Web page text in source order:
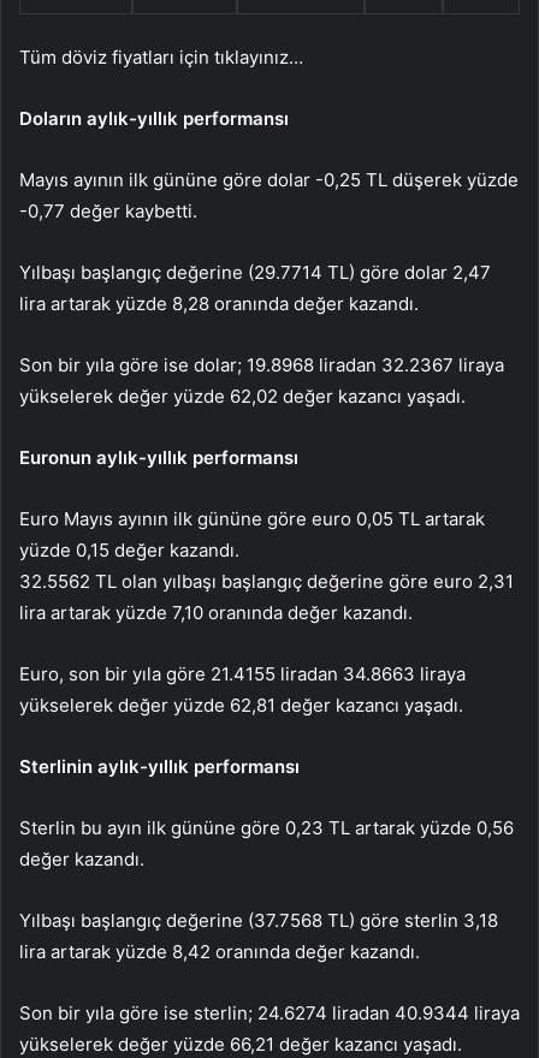
Tüm döviz fiyatları için tıklayınız…
Doların aylık-yıllık performansı
Mayıs ayının ilk gününe göre dolar -0,25 TL düşerek yüzde
-0,77 değer kaybetti.
Yılbaşı başlangıç değerine (29.7714 TL) göre dolar 2,47
lira artarak yüzde 8,28 oranında değer kazandı.
Son bir yıla göre ise dolar; 19.8968 liradan 32.2367 liraya
yükselerek değer yüzde 62,02 değer kazancı yaşadı.
Euronun aylık-yıllık performansı
Euro Mayıs ayının ilk gününe göre euro 0,05 TL artarak
yüzde 0,15 değer kazandı.
32.5562 TL olan yılbaşı başlangıç değerine göre euro 2,31
lira artarak yüzde 7,10 oranında değer kazandı.
Euro, son bir yıla göre 21.4155 liradan 34.8663 liraya
yükselerek değer yüzde 62,81 değer kazancı yaşadı.
Sterlinin aylık-yıllık performansı
Sterlin bu ayın ilk gününe göre 0,23 TL artarak yüzde 0,56
değer kazandı.
Yılbaşı başlangıç değerine (37.7568 TL) göre sterlin 3,18
lira artarak yüzde 8,42 oranında değer kazandı.
Son bir yıla göre ise sterlin; 24.6274 liradan 40.9344 liraya
yükselerek değer yüzde 66,21 değer kazancı yaşadı.